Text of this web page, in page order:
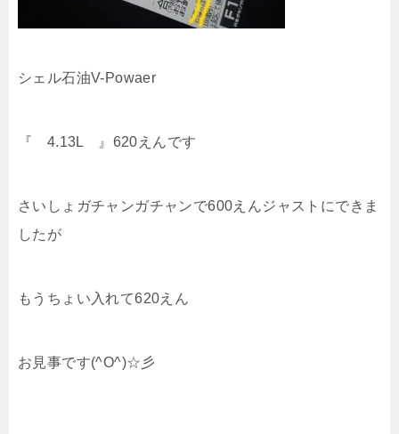
シェル石油V-Powaer
『 4.13L 』620えんです
さいしょガチャンガチャンで600えんジャストにできま
したが
もうちょい入れて620えん
お見事です(^O^)☆彡